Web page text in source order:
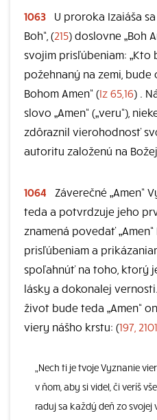
1063
U proroka Izaiáša
Boh“, (215) doslovne „Boh
svojim prisľúbeniam:
požehnaný na zemi,
Bohom Amen“ (Iz 65,16) .
slovo „Amen“ („veru“),
zdôraznil vierohodnosť
autoritu založenú na
1064
Záverečné „Amen“
teda a potvrdzuje jeho
znamená povedať „Amen“
prisľúbeniam a
spoľahnúť na toho, ktorý
lásky a dokonalej
život bude teda „Amen“
viery nášho krstu: (197, 2101
„Nech ti je tvoje Vyznanie
v ňom, aby si videl, či veríš
raduj sa každý deň zo svojej